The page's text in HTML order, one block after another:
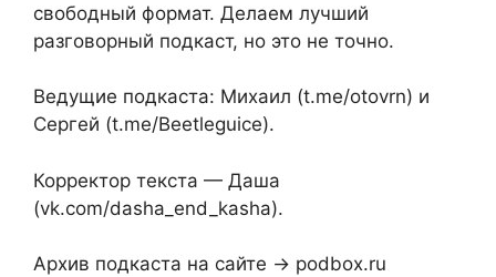
свободный формат. Делаем лучший
разговорный подкаст, но это не точно.
Ведущие подкаста: Михаил (t.me/otovrn) и
Сергей (t.me/Beetleguice).
Корректор текста — Даша
(vk.com/dasha_end_kasha).
Архив подкаста на сайте → podbox.ru